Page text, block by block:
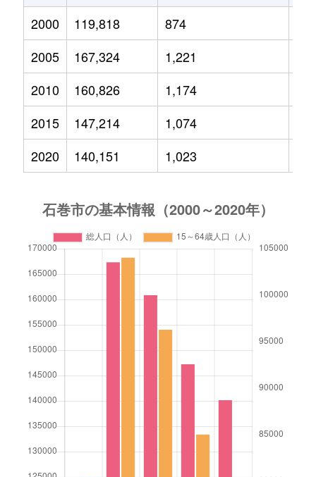
2000
119,818 874
2005
167,324 1,221
2010
160,826 1,174
2015
147,214 1,074
2020
140,151 1,023